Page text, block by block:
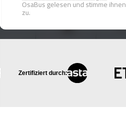
OsaBus gelesen und stimme ihnen
zu.
Zertifiziert durch: